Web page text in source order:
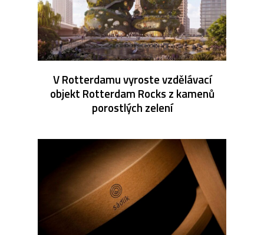
V Rotterdamu vyroste vzdělávací
objekt Rotterdam Rocks z kamenů
porostlých zelení